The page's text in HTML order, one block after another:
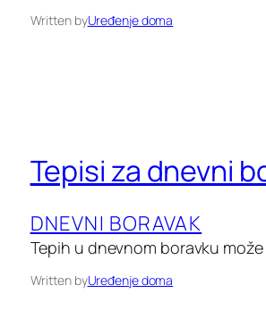
Written byUređenje doma
Tepisi za dnevni
DNEVNI BORAVAK
Tepih u dnevnom boravku
Written byUređenje doma